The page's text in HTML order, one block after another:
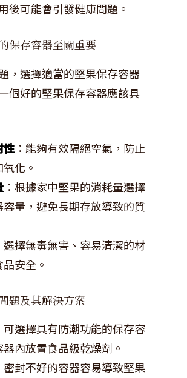
後可能會引發健康問題。
保存容器至關重要
，選擇適當的堅果保存容器
個好的堅果保存容器應該具
性：能夠有效隔絕空氣，防止
化。
：根據家中堅果的消耗量選擇
容量，避免長期存放導致的質
選擇無毒無害、容易清潔的材
安全。
題及其解決方案
可選擇具有防潮功能的保存容
內放置食品級乾燥劑。
密封不好的容器容易導致堅果